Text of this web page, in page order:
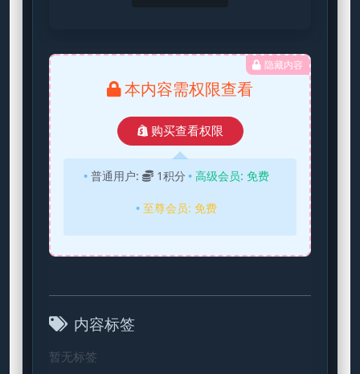
隐藏内容
本内容需权限查看
购买查看权限
普通用户: 1积分 高级会员: 免费
至尊会员: 免费
内容标签
暂无标签